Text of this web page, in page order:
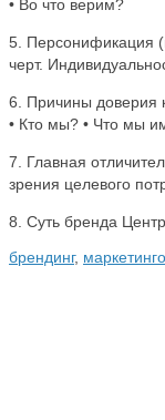
• Во что верим?
5. Персонификация
черт.
6. Причины доверия
• Кто мы? • Что мы
7. Главная
зрения целевого
8. Суть бренда
брендинг,